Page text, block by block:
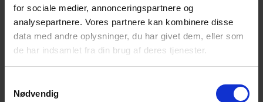
for sociale medier, annonceringspartnere og
analysepartnere. Vores partnere kan kombinere disse
data med andre oplysninger, du har givet dem, eller som
de har indsamlet fra din brug af deres tjenester.
Nødvendig
hos journalister og på Christiansborg. Jeppe vil
fortælle om organisationens tilblivelse, udvikling og
om det vigtige rådgivningsarbejde.
Samtaletid med opfølgning på Jeppe Kristen Tofts